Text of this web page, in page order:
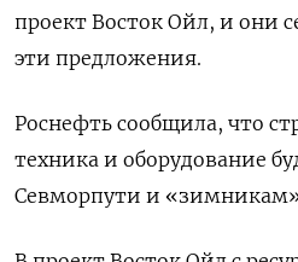
проект Восток Ойл, и они
эти предложения.
Роснефть сообщила, что
техника и оборудование
Севморпути и